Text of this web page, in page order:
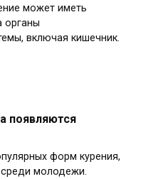
может иметь
органы
включая кишечник.
появляются
форм курения,
молодежи.